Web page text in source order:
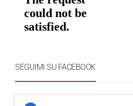
SEGUIMI SU FACEBOOK